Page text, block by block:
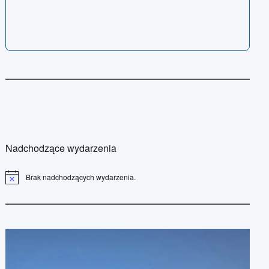
Nadchodzące wydarzenia
P
d
Brak nadchodzących wydarzenia.